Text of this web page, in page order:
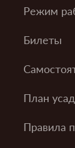
Режим
Билеты
План
Правила